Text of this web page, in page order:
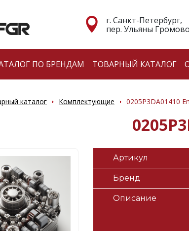
г. Санкт-Петербург,
пер. Ульяны
ПО БРЕНДАМ ТОВАРНЫЙ КАТАЛОГ
каталог Комплектующие 0205P3DA01410
Артикул
Бренд
Описание